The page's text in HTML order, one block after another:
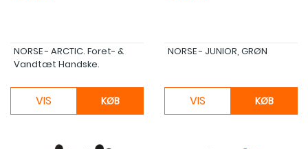
NORSE - ARCTIC. Foret- &
Vandtæt Handske.
VIS KØB
NORSE - JUNIOR, GRØN
VIS KØB